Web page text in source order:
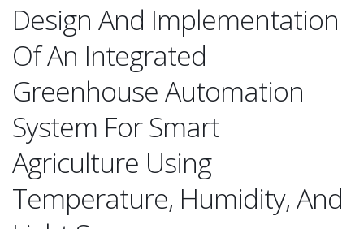
Design And Implementation
Of An Integrated
Greenhouse Automation
System For Smart
Agriculture Using
Temperature, Humidity, And